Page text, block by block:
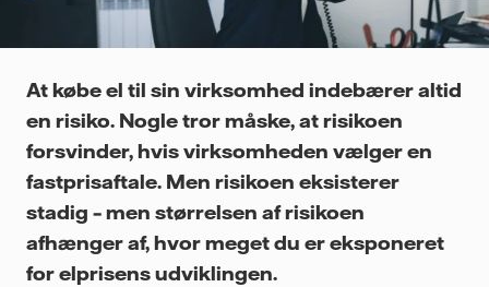
At købe el til sin virksomhed indebærer altid
en risiko. Nogle tror måske, at risikoen
forsvinder, hvis virksomheden vælger en
fastprisaftale. Men risikoen eksisterer
stadig – men størrelsen af risikoen
afhænger af, hvor meget du er eksponeret
for elprisens udviklingen.